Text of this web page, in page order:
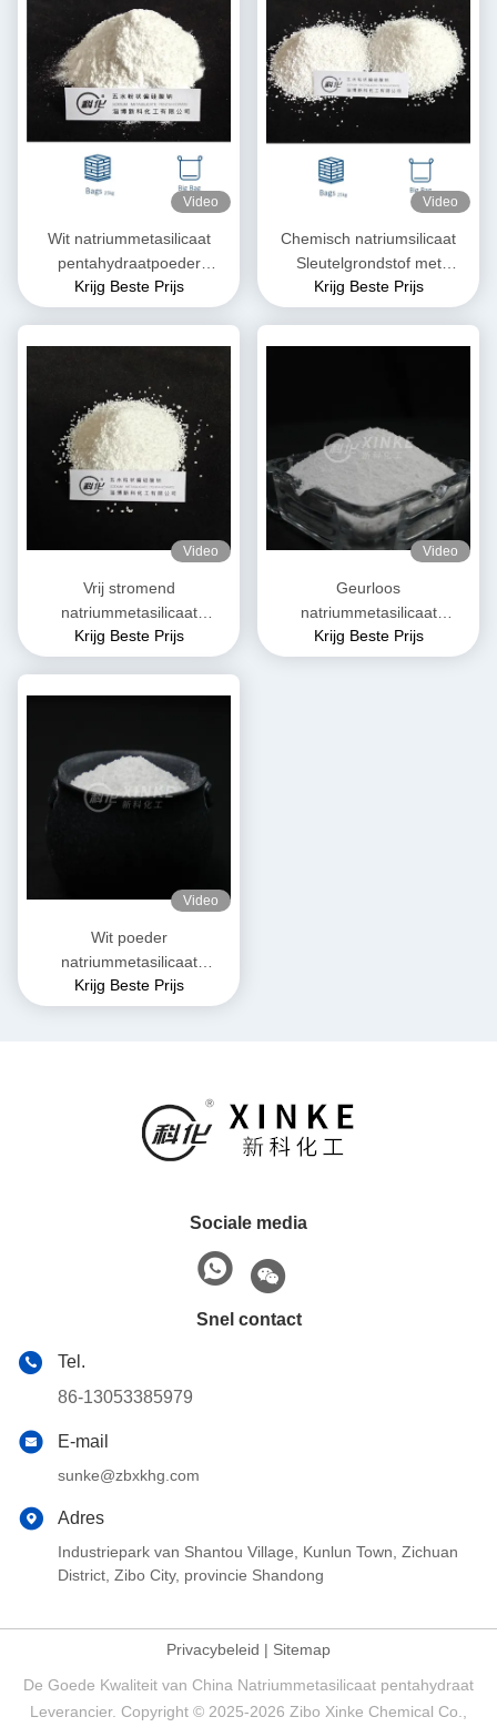
Video
Wit natriummetasilicaat
pentahydraatpoeder
Na2SiO3·5H2O
Krijg Beste Prijs
Video
Chemisch natriumsilicaat
Sleutelgrondstof met
veelzijdige eigenschappen
Krijg Beste Prijs
Video
Vrij stromend
natriummetasilicaat
pentahydraat Granulaat Wit
Krijg Beste Prijs
Video
Geurloos
natriummetasilicaat
pentahydraat Oplosbaar in
water Moleculair gewicht
Krijg Beste Prijs
Video
Wit poeder
natriummetasilicaat
pentahydraat Niet
ontvlambaar en geschikt
Krijg Beste Prijs
Sociale media
Snel contact
Tel.
86-13053385979
E-mail
sunke@zbxkhg.com
Adres
Industriepark van Shantou Village, Kunlun Town, Zichuan
District, Zibo City, provincie Shandong
Privacybeleid | Sitemap
De Goede Kwaliteit van China Natriummetasilicaat pentahydraat
Leverancier. Copyright © 2025-2026 Zibo Xinke Chemical Co.,